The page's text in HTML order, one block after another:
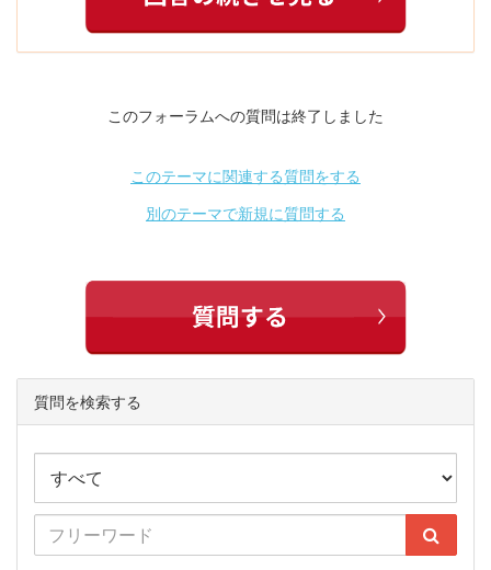
このフォーラムへの質問は終了しました
このテーマに関連する質問をする
別のテーマで新規に質問する
質問を検索する